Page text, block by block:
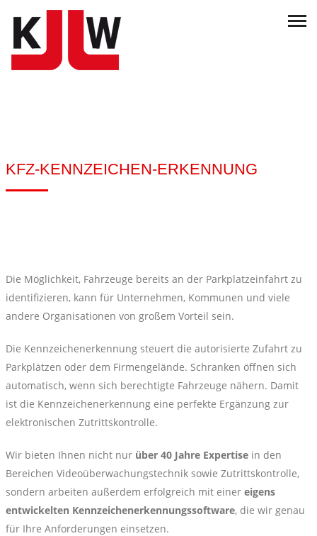
KFZ-KENNZEICHEN-ERKENNUNG
Die Möglichkeit, Fahrzeuge bereits an der Parkplatzeinfahrt zu
identifizieren, kann für Unternehmen, Kommunen und viele
andere Organisationen von großem Vorteil sein.
Die Kennzeichenerkennung steuert die autorisierte Zufahrt zu
Parkplätzen oder dem Firmengelände. Schranken öffnen sich
automatisch, wenn sich berechtigte Fahrzeuge nähern. Damit
ist die Kennzeichenerkennung eine perfekte Ergänzung zur
elektronischen Zutrittskontrolle.
Wir bieten Ihnen nicht nur über 40 Jahre Expertisein den
Bereichen Videoüberwachungstechnik sowie Zutrittskontrolle,
sondern arbeiten außerdem erfolgreich mit einereigens
entwickelten Kennzeichenerkennungssoftware, die wir genau
für Ihre Anforderungen einsetzen.